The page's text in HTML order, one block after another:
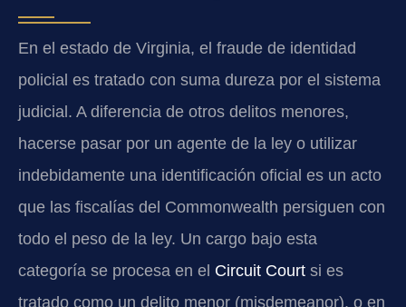
En el estado de Virginia, el fraude de identidad
policial es tratado con suma dureza por el sistema
judicial. A diferencia de otros delitos menores,
hacerse pasar por un agente de la ley o utilizar
indebidamente una identificación oficial es un acto
que las fiscalías del Commonwealth persiguen con
todo el peso de la ley. Un cargo bajo esta
categoría se procesa en el Circuit Court si es
tratado como un delito menor (misdemeanor), o en